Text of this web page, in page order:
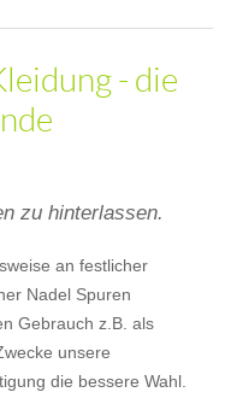
- die
zu hinterlassen.
an festlicher
Nadel Spuren
Gebrauch z.B. als
unsere
die bessere Wahl.